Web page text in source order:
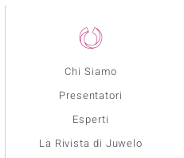
Chi Siamo
Presentatori
Esperti
La Rivista di Juwelo